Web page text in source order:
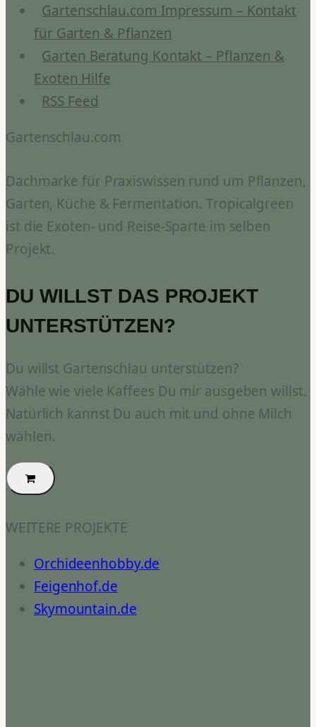
Gartenschlau.com Impressum – Kontakt
für Garten & Pflanzen
Garten Beratung Kontakt – Pflanzen &
Exoten Hilfe
RSS Feed
Gartenschlau.com
Dachmarke für Praxiswissen rund um Pflanzen,
Garten, Küche & Fermentation. Tropicalgreen
ist die Exoten- und Reise-Sparte im selben
Projekt.
DU WILLST DAS PROJEKT
UNTERSTÜTZEN?
Du willst Gartenschlau unterstützen?
Wähle wie viele Kaffees Du mir ausgeben willst.
Natürlich kannst Du auch mit und ohne Milch
wählen.
WEITERE PROJEKTE
Orchideenhobby.de
Feigenhof.de
Skymountain.de